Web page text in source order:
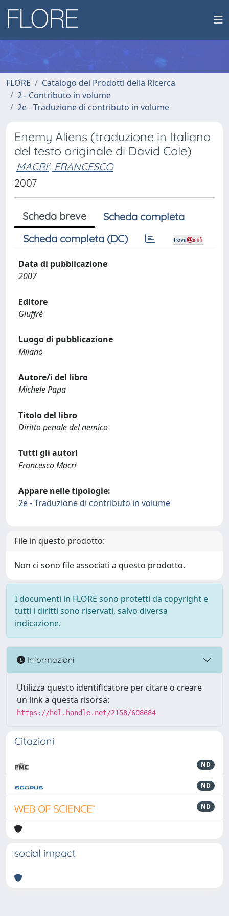
FLORE
Catalogo dei Prodotti della Ricerca
2 - Contributo in volume
2e - Traduzione di contributo in volume
Enemy Aliens (traduzione in Italiano
del testo originale di David Cole)
MACRI', FRANCESCO
2007
Scheda breve
Scheda completa
Scheda completa (DC)
Data di pubblicazione
2007
Editore
Giuffrè
Luogo di pubblicazione
Milano
Autore/i del libro
Michele Papa
Titolo del libro
Diritto penale del nemico
Tutti gli autori
Francesco Macri
Appare nelle tipologie:
2e - Traduzione di contributo in volume
File in questo prodotto:
Non ci sono file associati a questo prodotto.
I documenti in FLORE sono protetti da copyright e
tutti i diritti sono riservati, salvo diversa
indicazione.
Informazioni
Utilizza questo identificatore per citare o creare
un link a questa risorsa:
https://hdl.handle.net/2158/608684
Citazioni
ND
ND
ND
social impact